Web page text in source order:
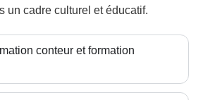
un cadre culturel et éducatif.
conteur et formation